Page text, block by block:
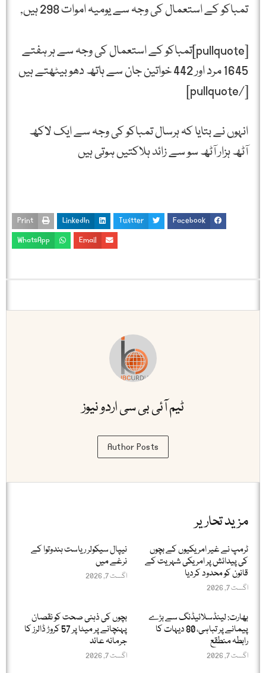
تمباکو کے استعمال کی وجہ سے یومیہ اموات 298 ہیں,
[pullquote]تمباکو کے استعمال کی وجہ سے ہر ہفتے
1645 مرد اور 442 خواتین جان سے ہاتھ دھو بیٹھتے ہیں
[/pullquote]
انہوں نے بتایا کہ ہرسال تمباکو کی وجہ سے ایک لاکھ
آٹھ ہزار آٹھ سو سے زائد ہلاکتیں ہوتی ہیں
Facebook
Twitter
LinkedIn
Print
Email
WhatsApp
ٹیم آئی بی سی اردو نیوز
Author Posts
مزید تحاریر
ٹرمپ نے غیر امریکیوں کے بچوں
کی پیدائش پر امریکی شہریت کے
قانون کو محدود کردیا
اگست 7, 2026
نیپال سیکولر ریاست ہندوتوا کے
نرغے میں
اگست 7, 2026
بھارت: لینڈسلائیڈنگ سے بڑے
پیمانے پر تباہی، 80 دیہات کا
رابطہ منطقع
اگست 7, 2026
بچوں کی ذہنی صحت کو نقصان
پہنچانے پر میٹا پر 57 کروڑ ڈالرز کا
جرمانہ عائد
اگست 7, 2026